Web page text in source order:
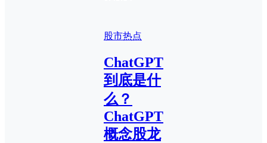
股市热点
ChatGPT
到底是什
么？
ChatGPT
概念股龙